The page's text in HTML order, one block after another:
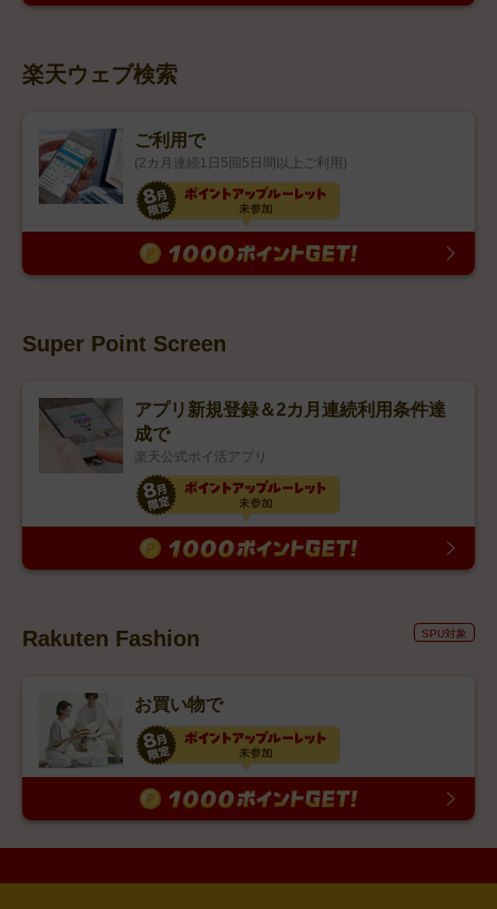
楽天ウェブ検索
ご利用で
(2カ月連続1日5回5日間以上ご利用)
Super Point Screen
アプリ新規登録＆2カ月連続利用条件達
成で
楽天公式ポイ活アプリ
Rakuten Fashion SPU対象
お買い物で